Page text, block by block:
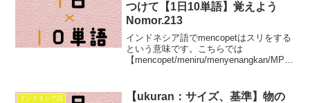
つけて【1日10単語】覚えよう
Nomor.213
インドネシア語でmencopetはスリをする
という意味です。こちらでは
【mencopet/meniru/menyenangkan/MPR/
インドネシア語
【ukuran：サイズ、基準】物の